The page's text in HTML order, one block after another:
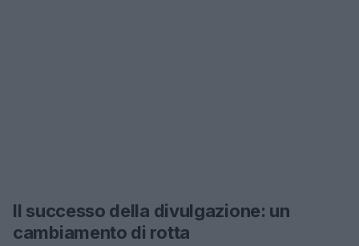
Il successo della divulgazione: un
cambiamento di rotta